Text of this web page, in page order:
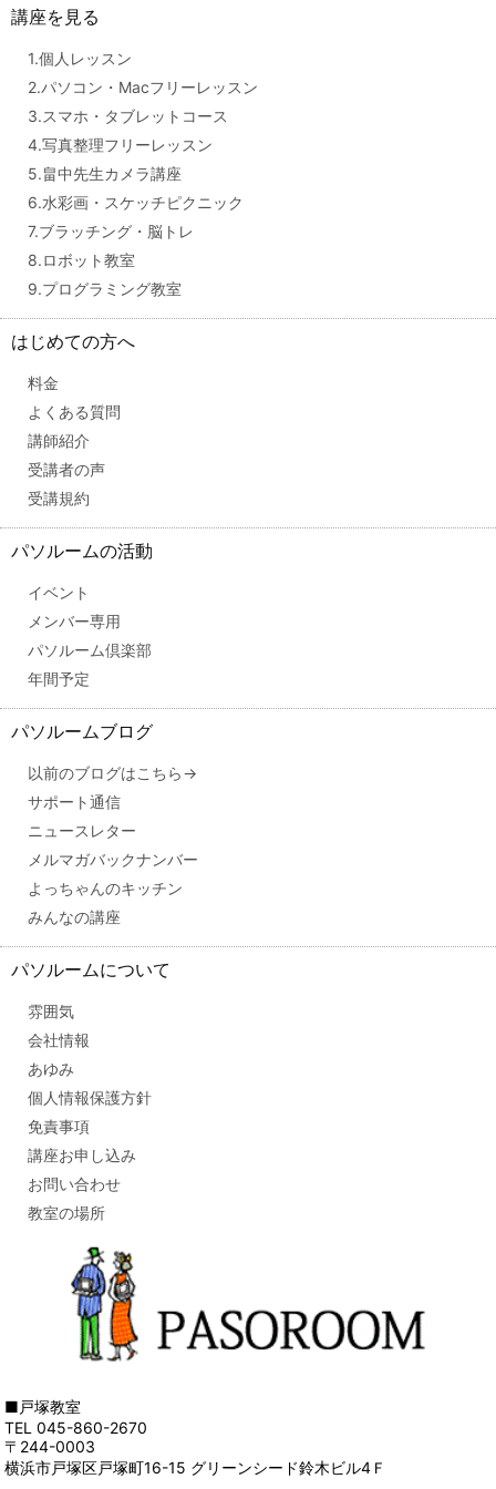
講座を見る
1.個人レッスン
2.パソコン・Macフリーレッスン
3.スマホ・タブレットコース
4.写真整理フリーレッスン
5.畠中先生カメラ講座
6.水彩画・スケッチピクニック
7.ブラッチング・脳トレ
8.ロボット教室
9.プログラミング教室
はじめての方へ
料金
よくある質問
講師紹介
受講者の声
受講規約
パソルームの活動
イベント
メンバー専用
パソルーム倶楽部
年間予定
パソルームブログ
以前のブログはこちら→
サポート通信
ニュースレター
メルマガバックナンバー
よっちゃんのキッチン
みんなの講座
パソルームについて
雰囲気
会社情報
あゆみ
個人情報保護方針
免責事項
講座お申し込み
お問い合わせ
教室の場所
■戸塚教室
TEL 045-860-2670
〒244-0003
横浜市戸塚区戸塚町16-15 グリーンシード鈴木ビル4Ｆ